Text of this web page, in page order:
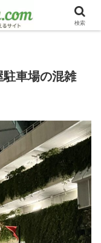
車場の混雑
検索